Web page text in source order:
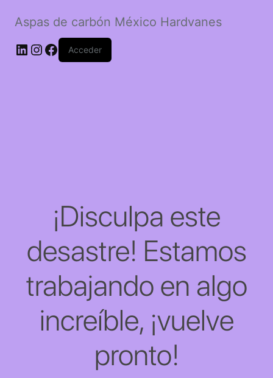
Aspas de carbón México Hardvanes
LinkedIn
Instagram
Facebook
Acceder
¡Disculpa este
desastre! Estamos
trabajando en algo
increíble, ¡vuelve
pronto!